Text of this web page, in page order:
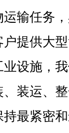
输任务
提供大
设施，
装运、
最紧密